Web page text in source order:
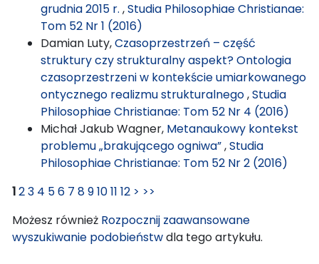
grudnia 2015 r. ,Studia Philosophiae Christianae:
Tom 52 Nr 1 (2016)
Damian Luty,Czasoprzestrzeń – część
struktury czy strukturalny aspekt? Ontologia
czasoprzestrzeni w kontekście umiarkowanego
ontycznego realizmu strukturalnego,Studia
Philosophiae Christianae: Tom 52 Nr 4 (2016)
Michał Jakub Wagner, Metanaukowy kontekst
problemu „brakującego ogniwa”,Studia
Philosophiae Christianae: Tom 52 Nr 2 (2016)
123 4 56 7 891011 12 > >>
Możesz również Rozpocznij zaawansowane
wyszukiwanie podobieństwdla tego artykułu.